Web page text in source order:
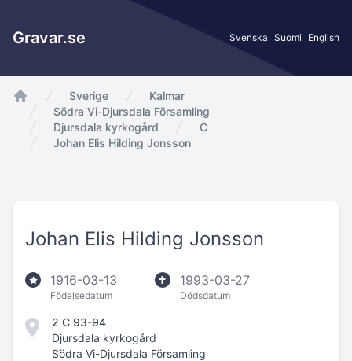
Gravar.se Svenska Suomi English
app.Start
Sverige
Kalmar
Södra Vi-Djursdala Församling
Djursdala kyrkogård
C
Johan Elis Hilding Jonsson
Johan Elis Hilding Jonsson
1916-03-13
Födelsedatum
1993-03-27
Dödsdatum
2 C 93-94
Djursdala kyrkogård
Södra Vi-Djursdala Församling